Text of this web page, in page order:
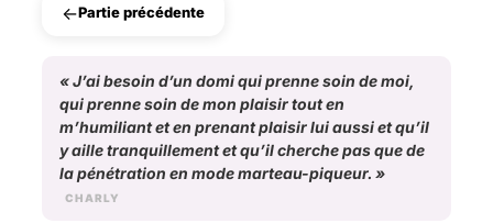
←Partie précédente
«J’ai besoin d’un domi qui prenne soin de moi,
qui prenne soin de mon plaisir tout en
m’humiliant et en prenant plaisir lui aussi et qu’il
y aille tranquillement et qu’il cherche pas que de
la pénétration en mode marteau-piqueur. »
CHARLY